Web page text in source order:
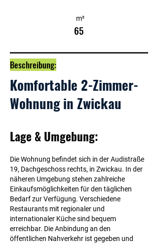
m²
65
Beschreibung:
Komfortable 2-Zimmer-
Wohnung in Zwickau
Lage & Umgebung:
Die Wohnung befindet sich in der Audistraße
19, Dachgeschoss rechts, in Zwickau. In der
näheren Umgebung stehen zahlreiche
Einkaufsmöglichkeiten für den täglichen
Bedarf zur Verfügung. Verschiedene
Restaurants mit regionaler und
internationaler Küche sind bequem
erreichbar. Die Anbindung an den
öffentlichen Nahverkehr ist gegeben und